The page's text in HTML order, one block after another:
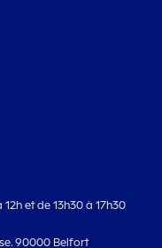
et de 13h30 à 17h30
90000 Belfort